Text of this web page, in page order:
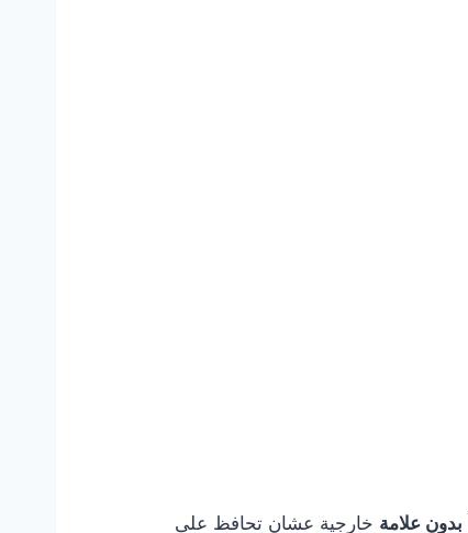
بدون علامة خارجية عشان تحافظ على